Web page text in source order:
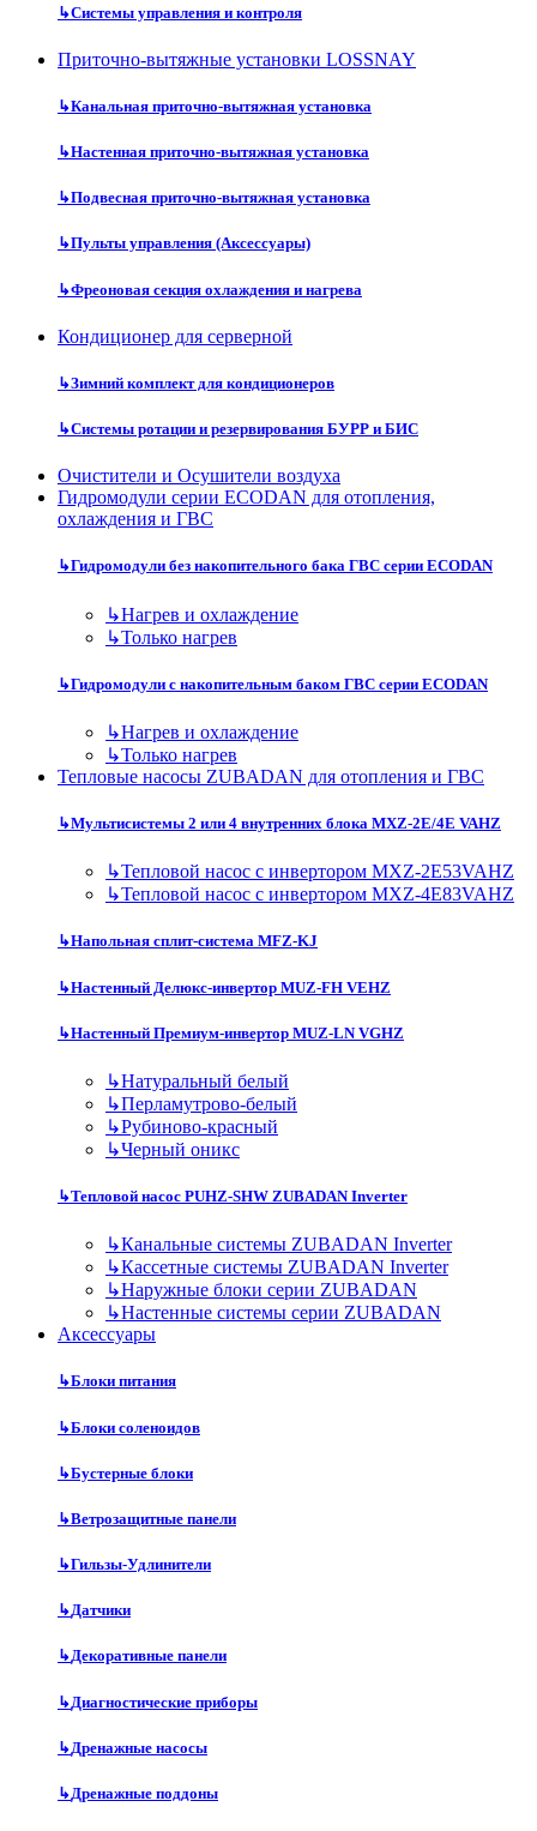
↳Системы управления и контроля
Приточно-вытяжные установки LOSSNAY
↳Канальная приточно-вытяжная установка
↳Настенная приточно-вытяжная установка
↳Подвесная приточно-вытяжная установка
↳Пульты управления (Аксессуары)
↳Фреоновая секция охлаждения и нагрева
Кондиционер для серверной
↳Зимний комплект для кондиционеров
↳Системы ротации и резервирования БУРР и БИС
Очистители и Осушители воздуха
Гидромодули серии ECODAN для отопления,
охлаждения и ГВС
↳Гидромодули без накопительного бака ГВС серии ECODAN
↳Нагрев и охлаждение
↳Только нагрев
↳Гидромодули с накопительным баком ГВС серии ECODAN
↳Нагрев и охлаждение
↳Только нагрев
Тепловые насосы ZUBADAN для отопления и ГВС
↳Мультисистемы 2 или 4 внутренних блока MXZ-2E/4E VAHZ
↳Тепловой насос с инвертором MXZ-2E53VAHZ
↳Тепловой насос с инвертором MXZ-4E83VAHZ
↳Напольная сплит-система MFZ-KJ
↳Настенный Делюкс-инвертор MUZ-FH VEHZ
↳Настенный Премиум-инвертор MUZ-LN VGHZ
↳Натуральный белый
↳Перламутрово-белый
↳Рубиново-красный
↳Черный оникс
↳Тепловой насос PUHZ-SHW ZUBADAN Inverter
↳Канальные системы ZUBADAN Inverter
↳Кассетные системы ZUBADAN Inverter
↳Наружные блоки серии ZUBADAN
↳Настенные системы серии ZUBADAN
Аксесcуары
↳Блоки питания
↳Блоки соленоидов
↳Бустерные блоки
↳Ветрозащитные панели
↳Гильзы-Удлинители
↳Датчики
↳Декоративные панели
↳Диагностические приборы
↳Дренажные насосы
↳Дренажные поддоны